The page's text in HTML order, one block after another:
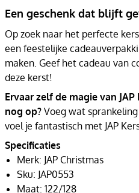
Een geschenk dat blijft
Op zoek naar het perfecte
een feestelijke
maken. Geef het cadeau van
deze kerst!
Ervaar zelf de magie van
nog op? Voeg wat
voel je fantastisch met JAP
Specificaties
Merk: JAP Christmas
Sku: JAP0553
Maat: 122/128